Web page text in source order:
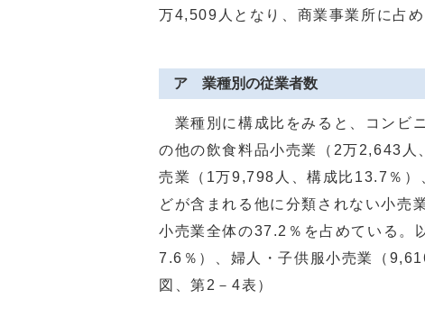
万4,509人となり、商業事業所に占
ア 業種別の従業者数
業種別に構成比をみると、コンビ
の他の飲食料品小売業（2万2,643人
売業（1万9,798人、構成比13.7％）
どが含まれる他に分類されない小売
小売業全体の37.2％を占めている。
7.6％）、婦人・子供服小売業（
図、第2－4表）